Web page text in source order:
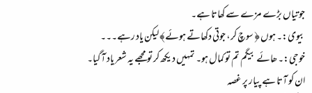
جوتیاں بڑے مزے سے کھاتا ہے۔
بیوی:۔ ہوں ﴿ سوچ کر، جوتی دکھاتے ہوئے﴾ لیکن یاد رہے۔۔۔
خوجی:۔ ھائے بیگم تم تو کمال ہو۔ تمہیں دیکھ کر تو مجھے یہ شعر یاد آگیا۔
ان کو آتا ہے پیار پر غصہ